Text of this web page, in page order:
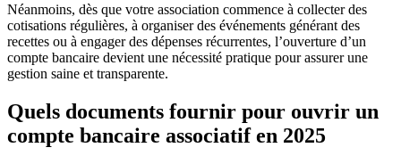
Néanmoins, dès que votre association commence à collecter des
cotisations régulières, à organiser des événements générant des
recettes ou à engager des dépenses récurrentes, l’ouverture d’un
compte bancaire devient une nécessité pratique pour assurer une
gestion saine et transparente.
Quels documents fournir pour ouvrir un
compte bancaire associatif en 2025